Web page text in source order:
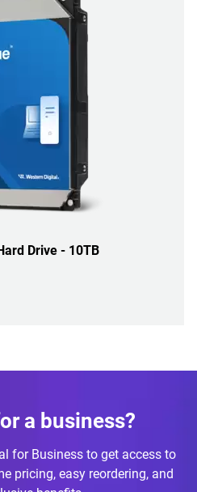
Drive - 10TB
a business?
for Business to get access to
pricing, easy reordering, and